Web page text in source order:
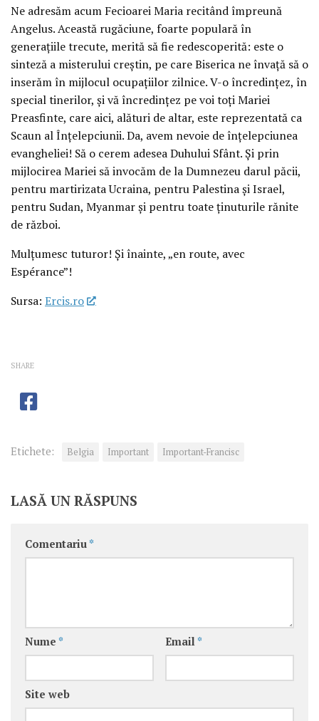
Ne adresăm acum Fecioarei Maria recitând împreună
Angelus. Această rugăciune, foarte populară în
generațiile trecute, merită să fie redescoperită: este o
sinteză a misterului creștin, pe care Biserica ne învață să o
inserăm în mijlocul ocupațiilor zilnice. V-o încredințez, în
special tinerilor, și vă încredințez pe voi toți Mariei
Preasfinte, care aici, alături de altar, este reprezentată ca
Scaun al Înțelepciunii. Da, avem nevoie de înțelepciunea
evangheliei! Să o cerem adesea Duhului Sfânt. Și prin
mijlocirea Mariei să invocăm de la Dumnezeu darul păcii,
pentru martirizata Ucraina, pentru Palestina și Israel,
pentru Sudan, Myanmar și pentru toate ținuturile rănite
de război.
Mulțumesc tuturor! Și înainte, „en route, avec
Espérance”!
Sursa: Ercis.ro
SHARE
Etichete: Belgia Important Important-Francisc
LASĂ UN RĂSPUNS
Comentariu *
Nume * Email *
Site web